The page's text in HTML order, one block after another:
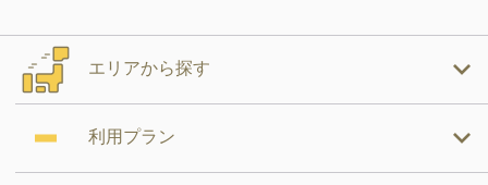
エリアから探す
利用プラン